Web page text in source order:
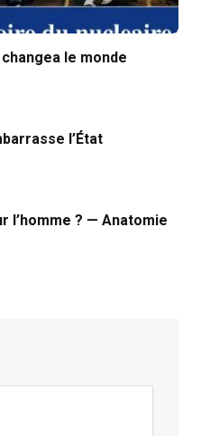
le monde
l’État
l’homme ? — Anatomie